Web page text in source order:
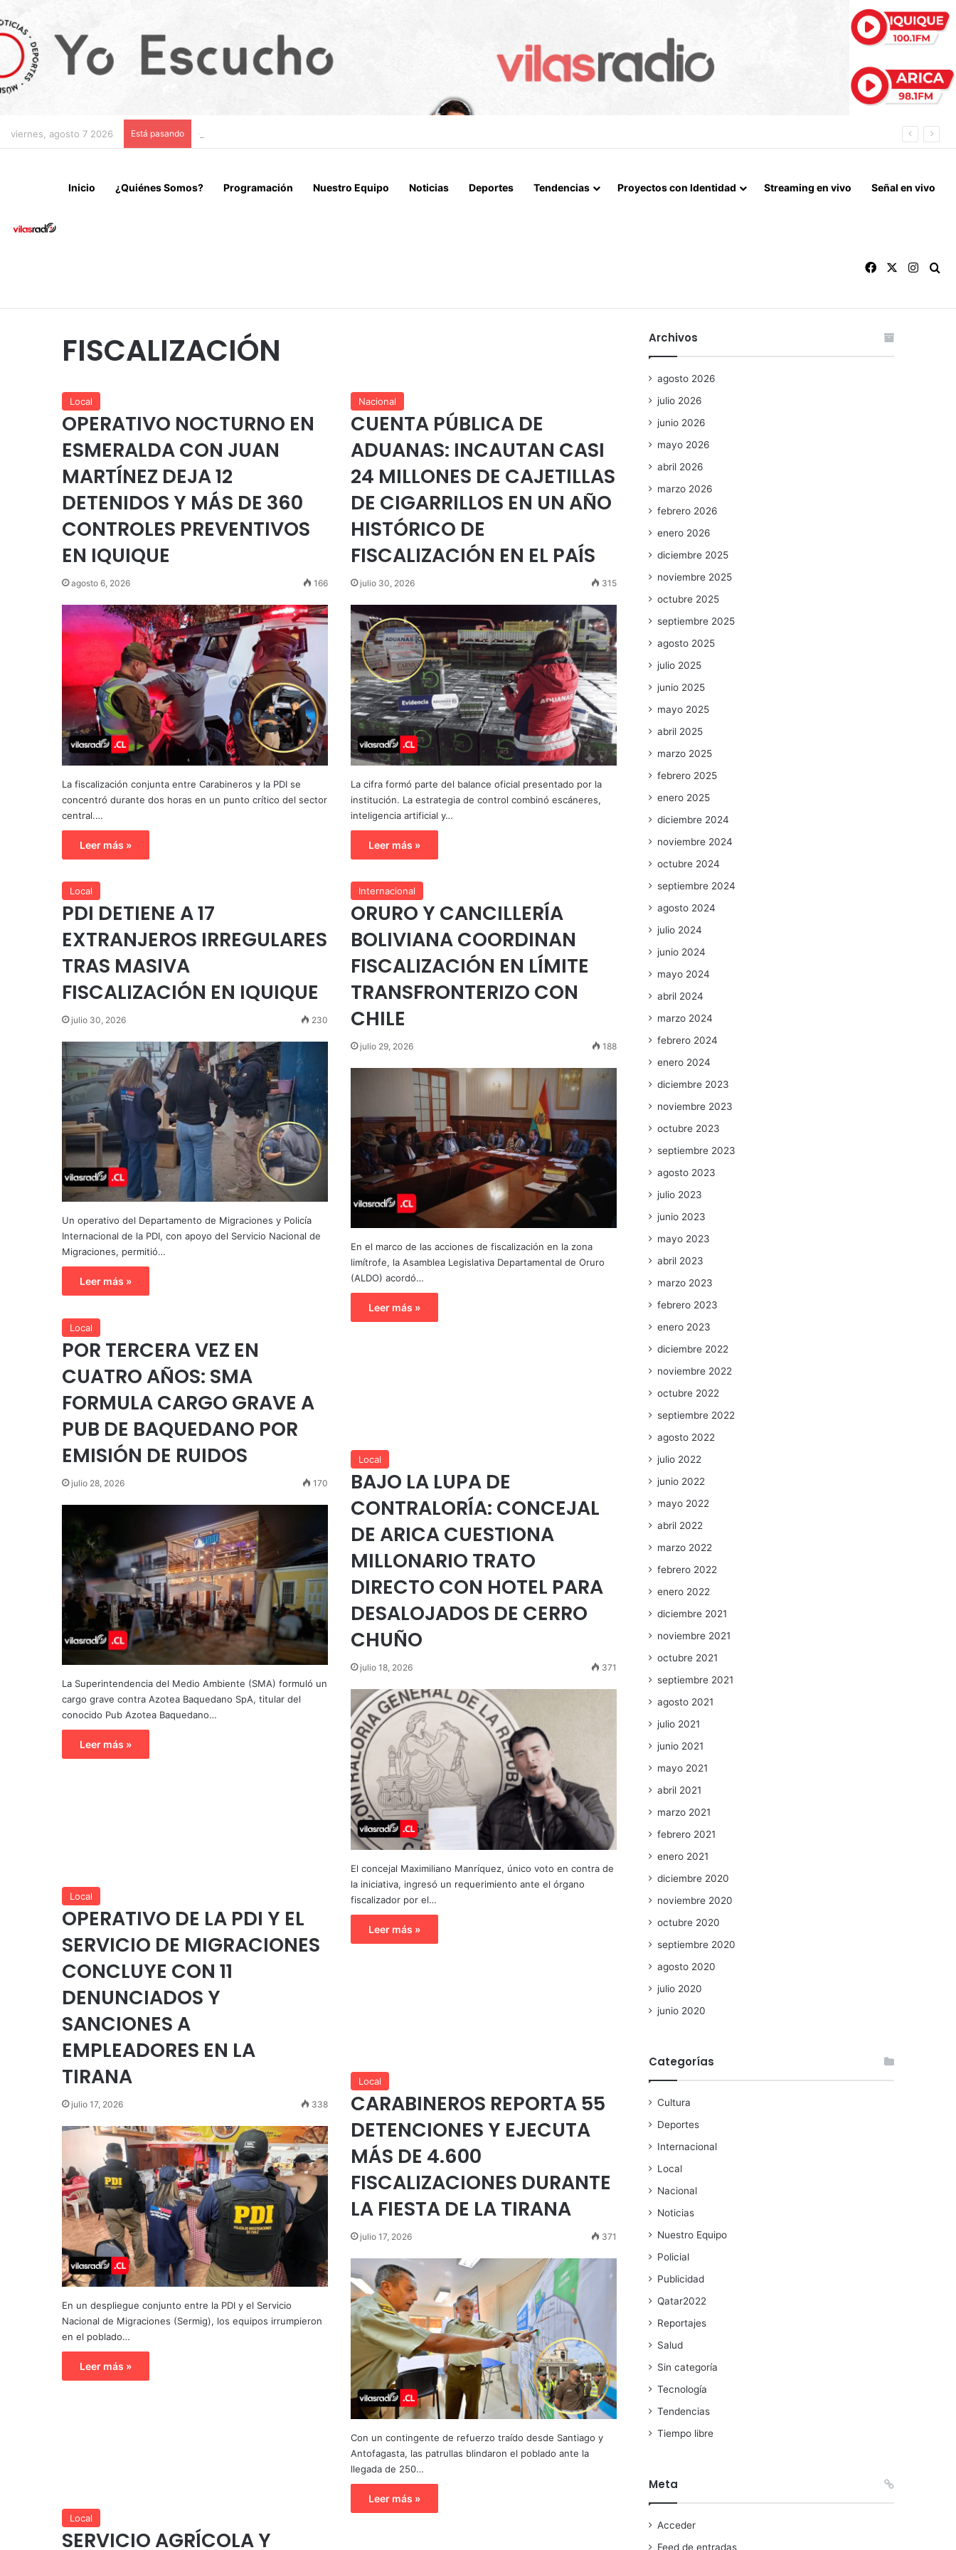
viernes, agosto 7 2026 Está pasando CHILE Y VENEZUELA OFICIALIZAN EL REINICIO DE RELACIONES CONSULARES Y AVANZAN HACIA LA NORMALIZACIÓN DE VÍNCULOS BILATERALES
Inicio ¿Quiénes Somos? Programación Nuestro Equipo Noticias Deportes Tendencias Proyectos con Identidad Streaming en vivo Señal en vivo
Facebook
FISCALIZACIÓN
Local
OPERATIVO NOCTURNO EN
ESMERALDA CON JUAN
MARTÍNEZ DEJA 12
DETENIDOS Y MÁS DE 360
CONTROLES PREVENTIVOS
EN IQUIQUE
agosto 6, 2026 166
La fiscalización conjunta entre Carabineros y la PDI se
concentró durante dos horas en un punto crítico del sector
central.…
Leer más »
Nacional
CUENTA PÚBLICA DE
ADUANAS: INCAUTAN CASI
24 MILLONES DE CAJETILLAS
DE CIGARRILLOS EN UN AÑO
HISTÓRICO DE
FISCALIZACIÓN EN EL PAÍS
julio 30, 2026 315
La cifra formó parte del balance oficial presentado por la
institución. La estrategia de control combinó escáneres,
inteligencia artificial y…
Leer más »
Local
PDI DETIENE A 17
EXTRANJEROS IRREGULARES
TRAS MASIVA
FISCALIZACIÓN EN IQUIQUE
julio 30, 2026 230
Un operativo del Departamento de Migraciones y Policía
Internacional de la PDI, con apoyo del Servicio Nacional de
Migraciones, permitió…
Leer más »
Internacional
ORURO Y CANCILLERÍA
BOLIVIANA COORDINAN
FISCALIZACIÓN EN LÍMITE
TRANSFRONTERIZO CON
CHILE
julio 29, 2026 188
En el marco de las acciones de fiscalización en la zona
limítrofe, la Asamblea Legislativa Departamental de Oruro
(ALDO) acordó…
Leer más »
Local
POR TERCERA VEZ EN
CUATRO AÑOS: SMA
FORMULA CARGO GRAVE A
PUB DE BAQUEDANO POR
EMISIÓN DE RUIDOS
julio 28, 2026 170
La Superintendencia del Medio Ambiente (SMA) formuló un
cargo grave contra Azotea Baquedano SpA, titular del
conocido Pub Azotea Baquedano…
Leer más »
Local
BAJO LA LUPA DE
CONTRALORÍA: CONCEJAL
DE ARICA CUESTIONA
MILLONARIO TRATO
DIRECTO CON HOTEL PARA
DESALOJADOS DE CERRO
CHUÑO
julio 18, 2026 371
El concejal Maximiliano Manríquez, único voto en contra de
la iniciativa, ingresó un requerimiento ante el órgano
fiscalizador por el…
Leer más »
Local
OPERATIVO DE LA PDI Y EL
SERVICIO DE MIGRACIONES
CONCLUYE CON 11
DENUNCIADOS Y
SANCIONES A
EMPLEADORES EN LA
TIRANA
julio 17, 2026 338
En un despliegue conjunto entre la PDI y el Servicio
Nacional de Migraciones (Sermig), los equipos irrumpieron
en el poblado…
Leer más »
Local
CARABINEROS REPORTA 55
DETENCIONES Y EJECUTA
MÁS DE 4.600
FISCALIZACIONES DURANTE
LA FIESTA DE LA TIRANA
julio 17, 2026 371
Con un contingente de refuerzo traído desde Santiago y
Antofagasta, las patrullas blindaron el poblado ante la
llegada de 250…
Leer más »
Local
SERVICIO AGRÍCOLA Y
Archivos
agosto 2026
julio 2026
junio 2026
mayo 2026
abril 2026
marzo 2026
febrero 2026
enero 2026
diciembre 2025
noviembre 2025
octubre 2025
septiembre 2025
agosto 2025
julio 2025
junio 2025
mayo 2025
abril 2025
marzo 2025
febrero 2025
enero 2025
diciembre 2024
noviembre 2024
octubre 2024
septiembre 2024
agosto 2024
julio 2024
junio 2024
mayo 2024
abril 2024
marzo 2024
febrero 2024
enero 2024
diciembre 2023
noviembre 2023
octubre 2023
septiembre 2023
agosto 2023
julio 2023
junio 2023
mayo 2023
abril 2023
marzo 2023
febrero 2023
enero 2023
diciembre 2022
noviembre 2022
octubre 2022
septiembre 2022
agosto 2022
julio 2022
junio 2022
mayo 2022
abril 2022
marzo 2022
febrero 2022
enero 2022
diciembre 2021
noviembre 2021
octubre 2021
septiembre 2021
agosto 2021
julio 2021
junio 2021
mayo 2021
abril 2021
marzo 2021
febrero 2021
enero 2021
diciembre 2020
noviembre 2020
octubre 2020
septiembre 2020
agosto 2020
julio 2020
junio 2020
Categorías
Cultura
Deportes
Internacional
Local
Nacional
Noticias
Nuestro Equipo
Policial
Publicidad
Qatar2022
Reportajes
Salud
Sin categoría
Tecnología
Tendencias
Tiempo libre
Meta
Acceder
Feed de entradas